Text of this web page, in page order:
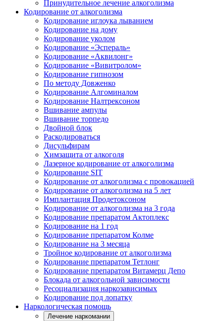
Принудительное лечение алкоголизма
Кодирование от алкоголизма
Кодирование иглоука лыванием
Кодирование на дому
Кодирование уколом
Кодирование «Эспераль»
Кодирование «Аквилонг»
Кодирование «Вивитролом»
Кодирование гипнозом
По методу Довженко
Кодирование Алгоминалом
Кодирование Налтрексоном
Вшивание ампулы
Вшивание торпедо
Двойной блок
Раскодироваться
Дисульфирам
Химзащита от алкоголя
Лазерное кодирование от алкоголизма
Кодирование SIT
Кодирование от алкоголизма с провокацией
Кодирование от алкоголизма на 5 лет
Имплантация Продетоксоном
Кодирование от алкоголизма на 3 года
Кодирование препаратом Актоплекс
Кодирование на 1 год
Кодирование препаратом Колме
Кодирование на 3 месяца
Тройное кодирование от алкоголизма
Кодирование препаратом Тетлонг
Кодирование препаратом Витамерц Депо
Блокада от алкогольной зависимости
Ресоциализация наркозависимых
Кодирование под лопатку
Наркологическая помощь
Лечение наркомании